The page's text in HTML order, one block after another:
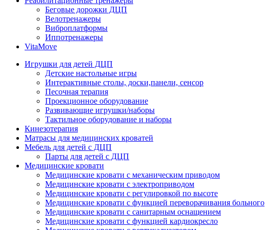
Беговые дорожки ДЦП
Велотренажеры
Виброплатформы
Иппотренажеры
VitaMove
Игрушки для детей ДЦП
Детские настольные игры
Интерактивные столы, доски,панели, сенсор
Песочная терапия
Проекционное оборудование
Развивающие игрушки/наборы
Тактильное оборудование и наборы
Кинезотерапия
Матрасы для медицинских кроватей
Мебель для детей с ДЦП
Парты для детей с ДЦП
Медицинские кровати
Медицинские кровати с механическим приводом
Медицинские кровати с электроприводом
Медицинские кровати с регулировкой по высоте
Медицинские кровати с функцией переворачивания больного
Медицинские кровати с санитарным оснащением
Медицинские кровати с функцией кардиокресло